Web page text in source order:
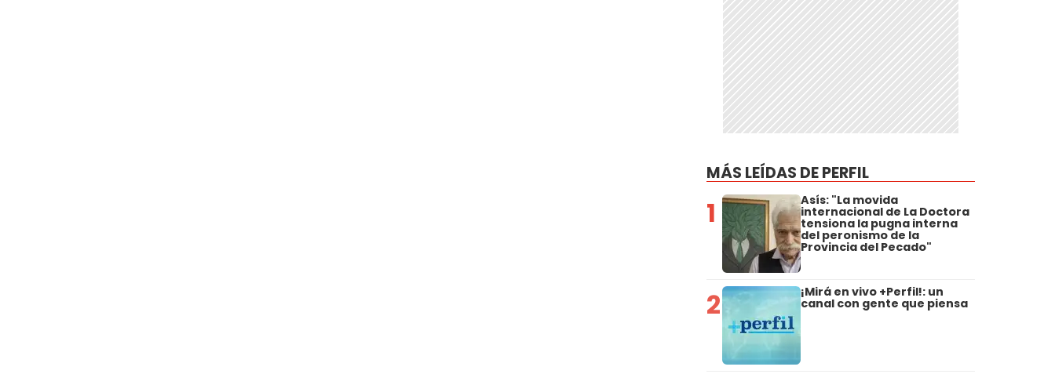
MÁS LEÍDAS DE PERFIL
1 Asís: "La movida
internacional de La Doctora
tensiona la pugna interna
del peronismo de la
Provincia del Pecado"
2 ¡Mirá en vivo +Perfil!: un
canal con gente que piensa